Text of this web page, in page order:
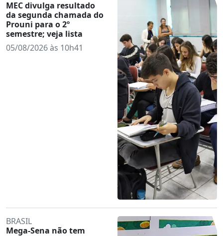
MEC divulga resultado
da segunda chamada do
Prouni para o 2º
semestre; veja lista
05/08/2026 às 10h41
BRASIL
Mega-Sena não tem